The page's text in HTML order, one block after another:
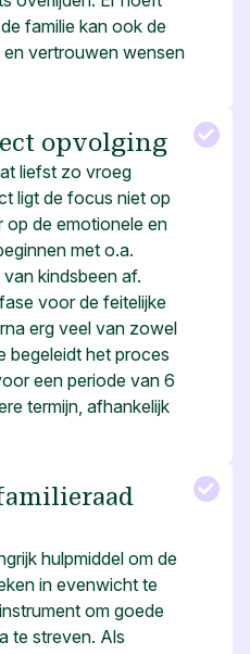
familie kan ook de
vertrouwen wensen
opvolging
liefst zo vroeg
ligt de focus niet op
op de emotionele en
met o.a.
kindsbeen af.
voor de feitelijke
erg veel van zowel
begeleidt het proces
een periode van 6
termijn, afhankelijk
hulpmiddel om de
in evenwicht te
om goede
te streven. Als